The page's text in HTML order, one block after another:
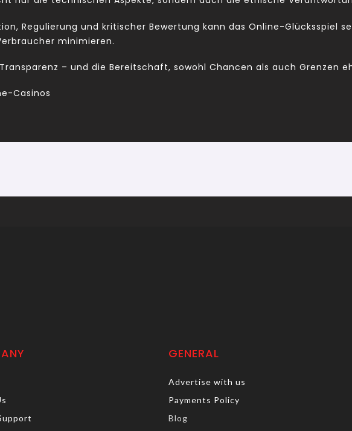
Regulierung und kritischer Bewertung kann das Online-Glücksspiel
minimieren.
– und die Bereitschaft, sowohl Chancen als auch Grenzen
Casinos
GENERAL
Advertise with us
Payments Policy
Blog